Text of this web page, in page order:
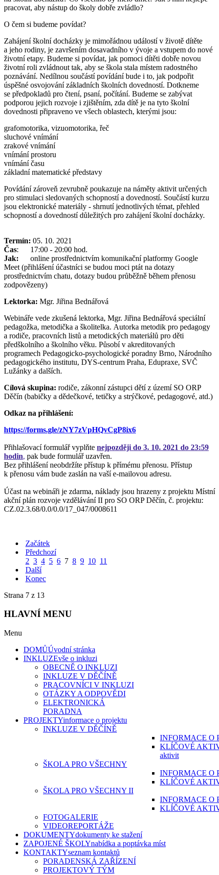
pracovat, aby nástup do školy dobře zvládlo?
O čem si budeme povídat?
Zahájení školní docházky je mimořádnou událostí v životě dítěte
a jeho rodiny, je završením dosavadního v ývoje a vstupem do nové
životní etapy. Budeme si povídat, jak pomoci dítěti dobře novou
životní roli zvládnout tak, aby se škola stala místem radostného
poznávání. Nedílnou součástí povídání bude i to, jak podpořit
úspěšné osvojování základních školních dovedností. Dotkneme
se předpokladů pro čtení, psaní, počítání. Budeme se zabývat
podporou jejich rozvoje i zjištěním, zda dítě je na tyto školní
dovednosti připraveno ve všech oblastech, kterými jsou:
grafomotorika, vizuomotorika, řeč
sluchové vnímání
zrakové vnímání
vnímání prostoru
vnímání času
základní matematické představy
Povídání zároveň zevrubně poukazuje na náměty aktivit určených
pro stimulaci sledovaných schopnostía dovedností. Součástí kurzu
jsou elektronické materiály - shrnutí jednotlivých témat, přehled
schopnostía dovedností důležitých pro zahájení školní docházky.
Termín: 05. 10. 2021
Čas: 17:00 - 20:00 hod.
Jak: online prostřednictvím komunikační platformy Google
Meet (přihlášení účastníci se budou moci ptát na dotazy
prostřednictvím chatu, dotazy budou průběžně během přenosu
zodpovězeny)
Lektorka: Mgr. Jiřina Bednářová
Webináře vede zkušená lektorka, Mgr. Jiřina Bednářová speciální
pedagožka, metodička a školitelka. Autorka metodik pro pedagogy
a rodiče, pracovních listů a metodických materiálů pro děti
předškolního a školního věku. Působí v akreditovaných
programech Pedagogicko-psychologické poradny Brno, Národního
pedagogického institutu, DYS-centrum Praha, Edupraxe, SVČ
Lužánky a dalších.
Cílová skupina: rodiče, zákonní zástupci dětí z území SO ORP
Děčín (babičky a dědečkové, tetičky a strýčkové, pedagogové, atd.)
Odkaz na přihlášení:
https://forms.gle/zNY7zVpHQvCgP8ix6
Přihlašovací formulář vyplňte nejpozději do 3. 10. 2021 do 23:59
hodin, pak bude formulář uzavřen.
Bez přihlášení neobdržíte přístup k přímému přenosu. Přístup
k přenosu vám bude zaslán na vaší e-mailovou adresu.
Účast na webináři je zdarma, náklady jsou hrazeny z projektu Místní
akční plán rozvoje vzdělávání II pro SO ORP Děčín, č. projektu:
CZ.02.3.68/0.0/0.0/17_047/0008611
Začátek
Předchozí
2 3 4 5 6 7 8 9 10 11
Další
Konec
Strana 7 z 13
HLAVNÍ MENU
Menu
DOMŮÚvodní stránka
INKLUZEvše o inkluzi
OBECNĚ O INKLUZI
INKLUZE V DĚČÍNĚ
PRACOVNÍCI V INKLUZI
OTÁZKY A ODPOVĚDI
ELEKTRONICKÁ
PORADNA
PROJEKTYinformace o projektu
INKLUZE V DĚČÍNĚ
INFORMACE O
KLÍČOVÉ
aktivit
ŠKOLA PRO VŠECHNY
INFORMACE O
KLÍČOVÉ
ŠKOLA PRO VŠECHNY II
INFORMACE O
KLÍČOVÉ
FOTOGALERIE
VIDEOREPORTÁŽE
DOKUMENTYdokumenty ke stažení
ZAPOJENÉ ŠKOLYnabídka a poptávka míst
KONTAKTYseznam kontaktů
PORADENSKÁ ZAŘÍZENÍ
PROJEKTOVÝ TÝM